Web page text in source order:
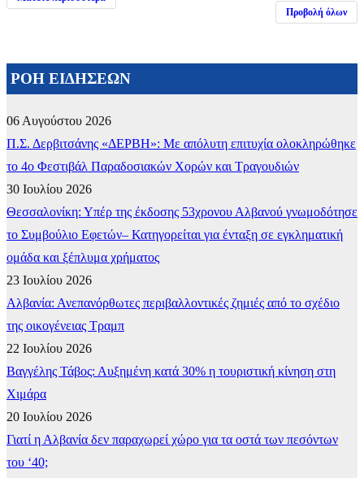
Προβολή όλων
ΡΟΗ ΕΙΔΗΣΕΩΝ
06 Αυγούστου 2026
Π.Σ. Δερβιτσάνης «ΔΕΡΒΗ»: Με απόλυτη επιτυχία ολοκληρώθηκε
το 4ο Φεστιβάλ Παραδοσιακών Χορών και Τραγουδιών
30 Ιουλίου 2026
Θεσσαλονίκη: Υπέρ της έκδοσης 53χρονου Αλβανού γνωμοδότησε
το Συμβούλιο Εφετών– Κατηγορείται για ένταξη σε εγκληματική
ομάδα και ξέπλυμα χρήματος
23 Ιουλίου 2026
Αλβανία: Ανεπανόρθωτες περιβαλλοντικές ζημιές από το σχέδιο
της οικογένειας Τραμπ
22 Ιουλίου 2026
Βαγγέλης Τάβος: Αυξημένη κατά 30% η τουριστική κίνηση στη
Χιμάρα
20 Ιουλίου 2026
Γιατί η Αλβανία δεν παραχωρεί χώρο για τα οστά των πεσόντων
του ‘40;